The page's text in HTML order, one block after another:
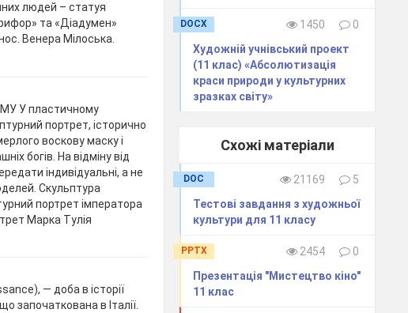
людей – статуя
та «Діадумен»
Венера Мілоська.
У пластичному
портрет, історично
воскову маску і
богів. На відміну від
індивідуальні, а не
Скульптура
портрет імператора
Марка Тулія
— доба в історії
започаткована в Італії.
DOCX 1450
0
Художній учнівський проект
(11 клас) «Абсолютизація
краси природи у культурних
зразках світу»
Схожі матеріали
DOC 21169
5
Тестові завдання з художньої
культури для 11 класу
PPTX 2454
0
Презентація "Мистецтво кіно"
11 клас